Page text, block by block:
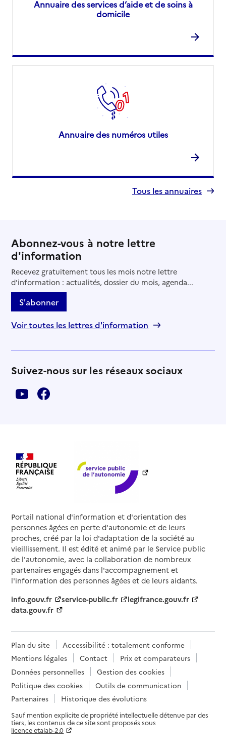
Annuaire des services d’aide et de soins à
domicile
Annuaire des numéros utiles
Tous les annuaires
Abonnez-vous à notre lettre
d'information
Recevez gratuitement tous les mois notre lettre
d'information : actualités, dossier du mois, agenda...
S'abonner
Voir toutes les lettres d'information
Suivez-nous sur les réseaux sociaux
Portail national d'information et d'orientation des
personnes âgées en perte d'autonomie et de leurs
proches, créé par la loi d'adaptation de la société au
vieillissement. Il est édité et animé par le Service public
de l'autonomie, avec la collaboration de nombreux
partenaires engagés dans l'accompagnement et
l'information des personnes âgées et de leurs aidants.
info.gouv.fr
service-public.fr
legifrance.gouv.fr
data.gouv.fr
Plan du site
Accessibilité : totalement conforme
Mentions légales
Contact
Prix et comparateurs
Données personnelles
Gestion des cookies
Politique des cookies
Outils de communication
Partenaires
Historique des évolutions
Sauf mention explicite de propriété intellectuelle détenue par des
tiers, les contenus de ce site sont proposés sous
licence etalab-2.0